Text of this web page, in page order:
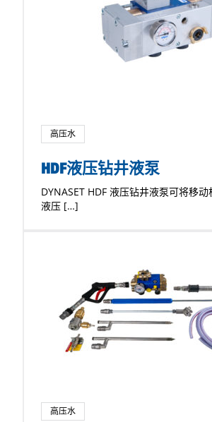
高压水
HDF液压钻井液泵
DYNASET HDF 液压钻井液泵可将移
液压 […]
高压水